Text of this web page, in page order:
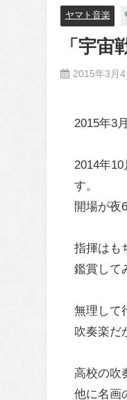
ヤマト音楽
「宇宙
2015年3月4
2015年3
2014年
す。
開場が夜
指揮はも
鑑賞して
無理して
吹奏楽だ
高校の吹
他に名画